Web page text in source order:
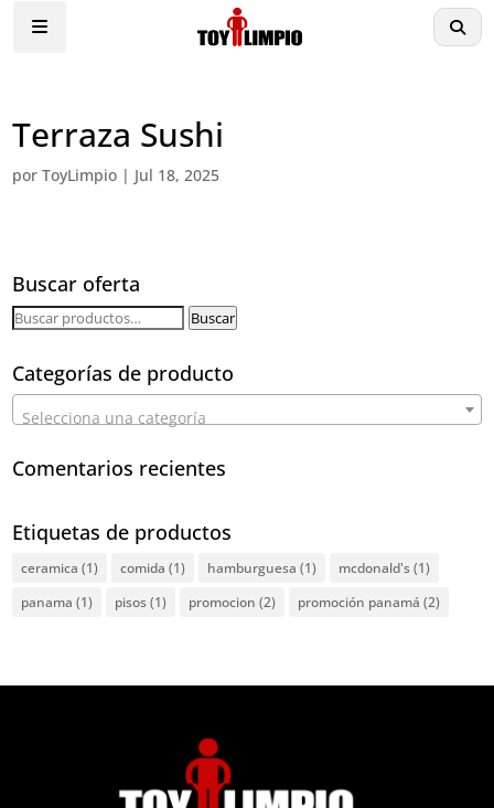
Terraza Sushi
porToyLimpio | Jul 18, 2025
Buscar oferta
Buscar
Buscar
Categorías de producto
Selecciona una categoría
Comentarios recientes
Etiquetas de productos
ceramica (1) comida (1) hamburguesa (1) mcdonald's(1)
panama (1) pisos(1) promocion (2) promoción panamá (2)